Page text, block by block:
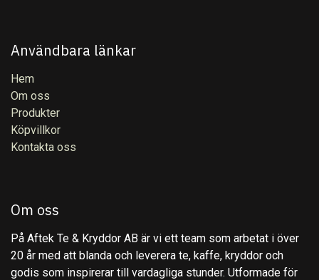
Användbara länkar
Hem
Om oss
Produkter
Köpvillkor
Kontakta oss
Om oss
På Aftek Te & Kryddor AB är vi ett team som arbetat i över
20 år med att blanda och leverera te, kaffe, kryddor och
godis som inspirerar till vardagliga stunder. Utformade för